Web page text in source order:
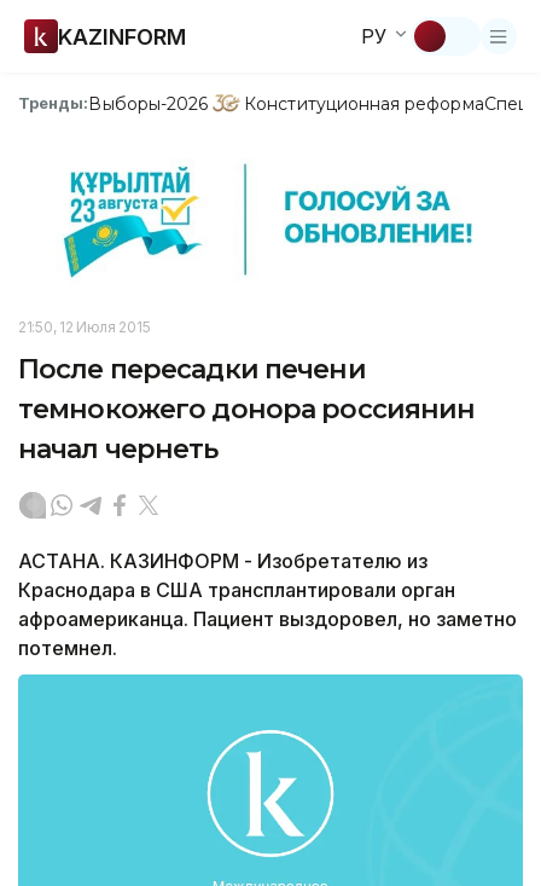
KAZINFORM РУ
Тренды:Выборы-2026 Конституционная реформа
21:50, 12 Июля 2015
После пересадки печени
темнокожего донора россиянин
начал чернеть
АСТАНА. КАЗИНФОРМ - Изобретателю из
Краснодара в США трансплантировали орган
афроамериканца. Пациент выздоровел, но заметно
потемнел.